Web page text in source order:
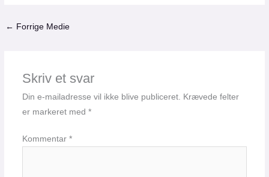
← Forrige Medie
Skriv et svar
Din e-mailadresse vil ikke blive publiceret. Krævede felter
er markeret med *
Kommentar *